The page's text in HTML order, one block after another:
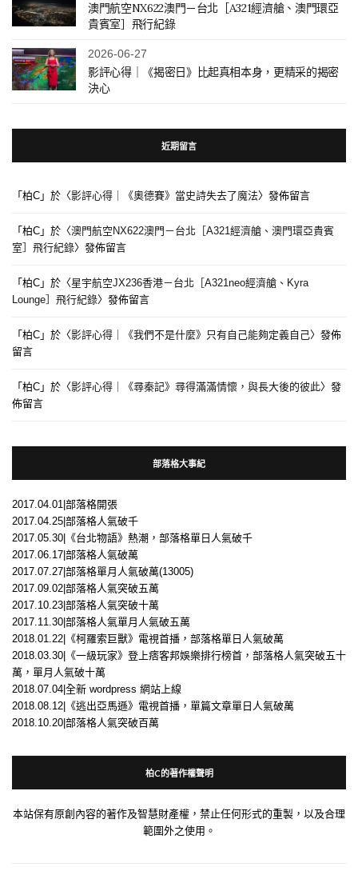
澳門航空NX622澳門－台北［A321經濟艙、澳門環亞
貴賓室］飛行紀錄
2026-06-27
影評心得｜《揭密日》比起真相本身，更精采的揭密
決心
近期留言
「 柏C 」於〈影評心得｜《奧德賽》當史詩失去了魔法〉發佈留言
「 柏C 」於〈澳門航空NX622澳門－台北［A321經濟艙、澳門環亞貴賓
室］飛行紀錄〉發佈留言
「 柏C 」於〈星宇航空JX236香港－台北［A321neo經濟艙、Kyra
Lounge］飛行紀錄〉發佈留言
「 柏C 」於〈影評心得｜《我們不是什麼》只有自己能夠定義自己〉發佈
留言
「 柏C 」於〈影評心得｜《尋秦記》尋得滿滿情懷，與長大後的彼此〉發
佈留言
部落格大事紀
2017.04.01|部落格開張
2017.04.25|部落格人氣破千
2017.05.30|《台北物語》熱潮，部落格單日人氣破千
2017.06.17|部落格人氣破萬
2017.07.27|部落格單月人氣破萬(13005)
2017.09.02|部落格人氣突破五萬
2017.10.23|部落格人氣突破十萬
2017.11.30|部落格人氣單月人氣破五萬
2018.01.22|《柯羅索巨獸》電視首播，部落格單日人氣破萬
2018.03.30|《一級玩家》登上痞客邦娛樂排行榜首，部落格人氣突破五十
萬，單月人氣破十萬
2018.07.04|全新 wordpress 網站上線
2018.08.12|《逃出亞馬遜》電視首播，單篇文章單日人氣破萬
2018.10.20|部落格人氣突破百萬
柏C的著作權聲明
本站保有原創內容的著作及智慧財產權，禁止任何形式的重製，以及合理
範圍外之使用。